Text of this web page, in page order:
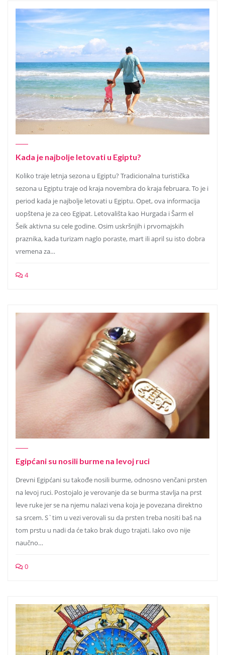
Kada je najbolje letovati u Egiptu?
Koliko traje letnja sezona u Egiptu? Tradicionalna turistička
sezona u Egiptu traje od kraja novembra do kraja februara. To je i
period kada je najbolje letovati u Egiptu. Opet, ova informacija
uopštena je za ceo Egipat. Letovališta kao Hurgada i Šarm el
Šeik aktivna su cele godine. Osim uskršnjih i prvomajskih
praznika, kada turizam naglo poraste, mart ili april su isto dobra
vremena za…
4
Egipćani su nosili burme na levoj ruci
Drevni Egipćani su takođe nosili burme, odnosno venčani prsten
na levoj ruci. Postojalo je verovanje da se burma stavlja na prst
leve ruke jer se na njemu nalazi vena koja je povezana direktno
sa srcem. S`tim u vezi verovali su da prsten treba nositi baš na
tom prstu u nadi da će tako brak dugo trajati. Iako ovo nije
naučno…
0